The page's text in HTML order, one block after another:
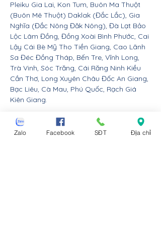
Pleiku Gia Lai, Kon Tum, Buôn Ma Thuột
(Buôn Mê Thuột) Daklak (Đắc Lắc), Gia
Nghĩa (Đắc Nông Đăk Nông), Đà Lạt Bảo
Lộc Lâm Đồng, Đồng Xoài Bình Phước, Cai
Lậy Cái Bè Mỹ Tho Tiền Giang, Cao Lãnh
Sa Đéc Đồng Tháp, Bến Tre, Vĩnh Long,
Trà Vinh, Sóc Trăng, Cái Răng Ninh Kiều
Cần Thơ, Long Xuyên Châu Đốc An Giang,
Bạc Liêu, Cà Mau, Phú Quốc, Rạch Giá
Kiên Giang.
Nội thất Linco giao hàng cho các huyện,
thị xã tx, tp thành phố tỉnh thành từ Đà
Zalo Facebook SĐT Địa chỉ